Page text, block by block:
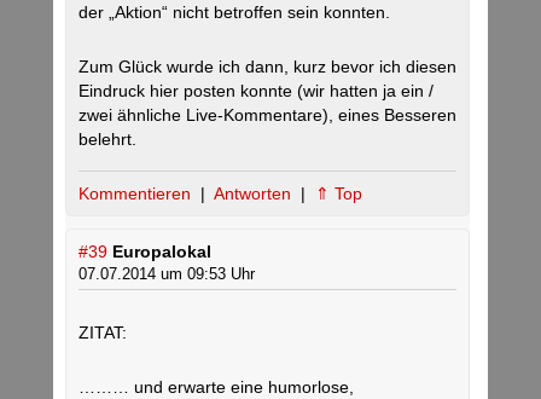
der „Aktion“ nicht betroffen sein konnten.
Zum Glück wurde ich dann, kurz bevor ich diesen
Eindruck hier posten konnte (wir hatten ja ein /
zwei ähnliche Live-Kommentare), eines Besseren
belehrt.
Kommentieren | Antworten | ⇑ Top
#39 Europalokal
07.07.2014 um 09:53 Uhr
ZITAT:
……… und erwarte eine humorlose,